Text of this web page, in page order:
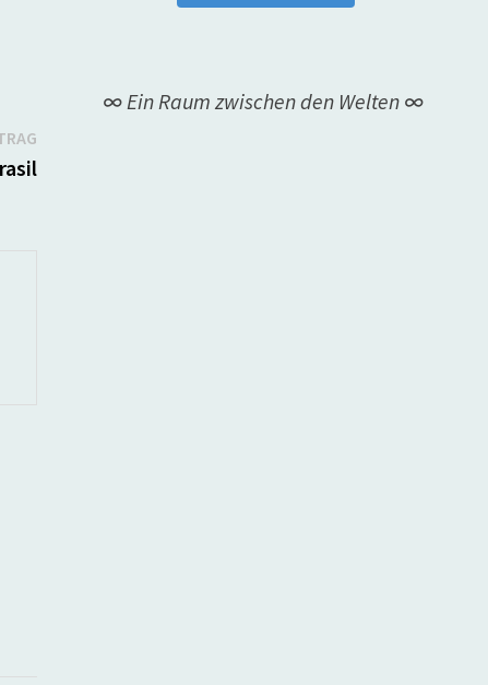
Nächster
Beitrag:
∞ Ein Raum zwischen den Welten ∞